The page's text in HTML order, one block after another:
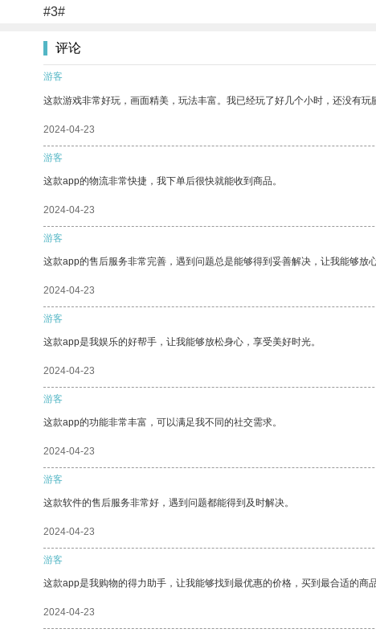
#3#
评论
游客
这款游戏非常好玩，画面精美，玩法丰富。我已经玩了好几个小时，还没有玩
2024-04-23
游客
这款app的物流非常快捷，我下单后很快就能收到商品。
2024-04-23
游客
这款app的售后服务非常完善，遇到问题总是能够得到妥善解决，让我能够放心
2024-04-23
游客
这款app是我娱乐的好帮手，让我能够放松身心，享受美好时光。
2024-04-23
游客
这款app的功能非常丰富，可以满足我不同的社交需求。
2024-04-23
游客
这款软件的售后服务非常好，遇到问题都能得到及时解决。
2024-04-23
游客
这款app是我购物的得力助手，让我能够找到最优惠的价格，买到最合适的商品
2024-04-23